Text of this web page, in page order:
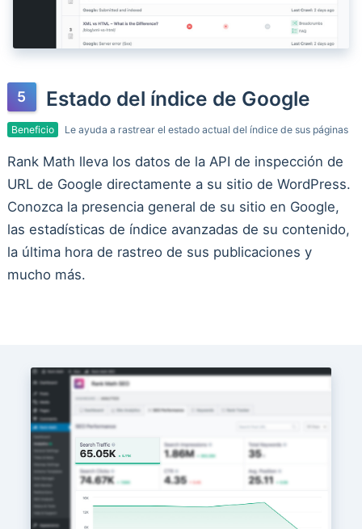
Estado del índice de Google
Beneficio Le ayuda a rastrear el estado actual del índice de sus páginas
Rank Math lleva los datos de la API de inspección de
URL de Google directamente a su sitio de WordPress.
Conozca la presencia general de su sitio en Google,
las estadísticas de índice avanzadas de su contenido,
la última hora de rastreo de sus publicaciones y
mucho más.